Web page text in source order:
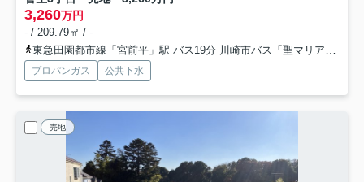
3,260万円
- / 209.79㎡ / -
東急田園都市線「宮前平」駅 バス19分 川崎市バス「聖マリアンナ医大下」 停歩4分
プロパンガス 公共下水
売地